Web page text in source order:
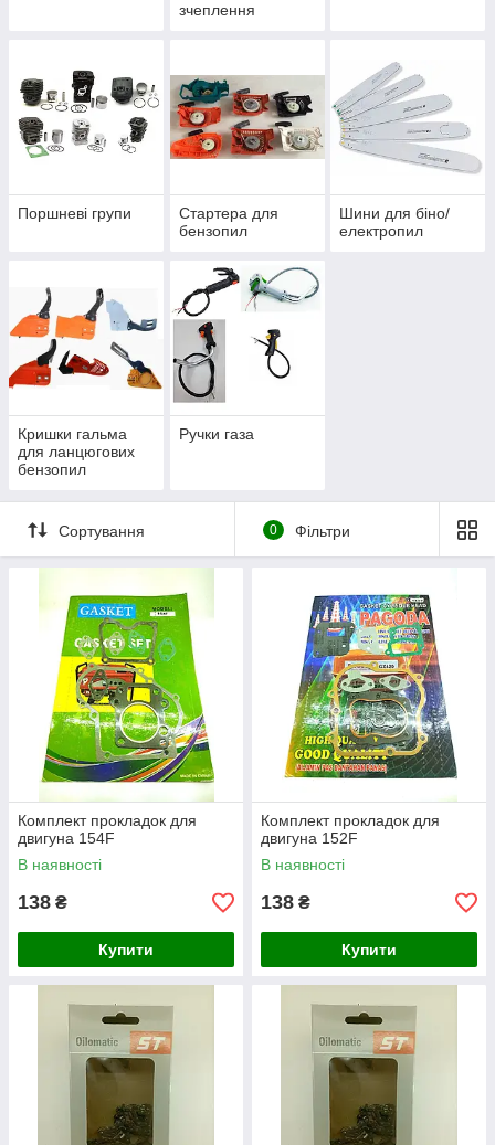
зчеплення
Поршневі групи
Стартера для
бензопил
Шини для біно/
електропил
Кришки гальма
для ланцюгових
бензопил
Ручки газа
Сортування 0 Фільтри
Комплект прокладок для
двигуна 154F
В наявності
138 ₴
Купити
Комплект прокладок для
двигуна 152F
В наявності
138 ₴
Купити